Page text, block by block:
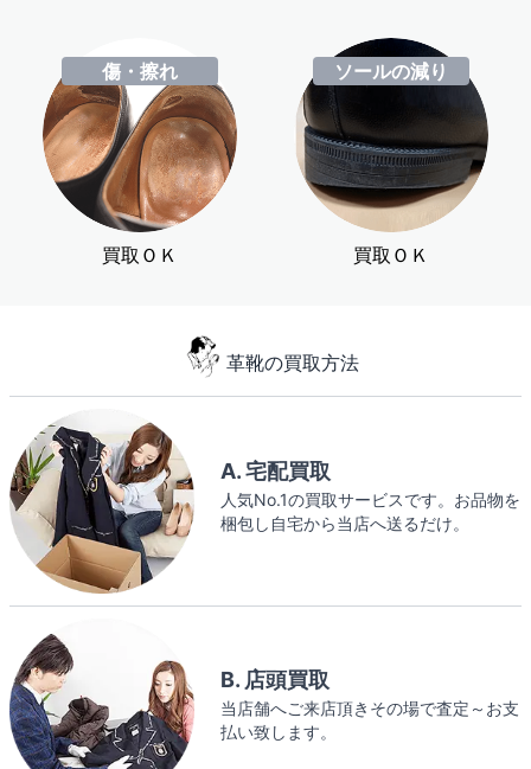
傷・擦れ
買取ＯＫ
ソールの減り
買取ＯＫ
革靴の買取方法
A. 宅配買取
人気No.1の買取サービスです。お品物を
梱包し自宅から当店へ送るだけ。
B. 店頭買取
当店舗へご来店頂きその場で査定～お支
払い致します。